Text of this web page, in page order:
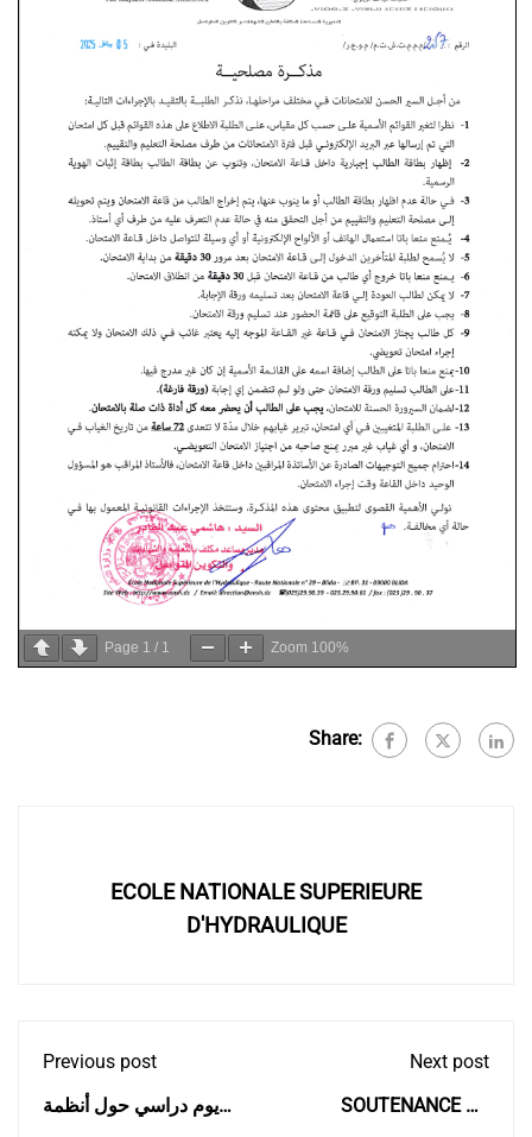
Page 1 / 1 Zoom 100%
Share:
ECOLE NATIONALE SUPERIEURE
D'HYDRAULIQUE
Previous post
يوم دراسي حول أنظمة
Next post
SOUTENANCE DE